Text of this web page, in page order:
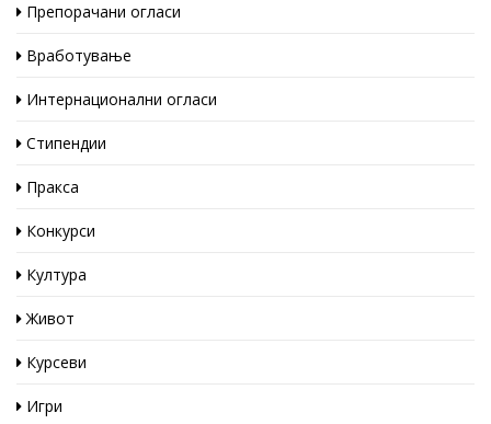
Препорачани огласи
Вработување
Интернационални огласи
Стипендии
Пракса
Конкурси
Култура
Живот
Курсеви
Игри